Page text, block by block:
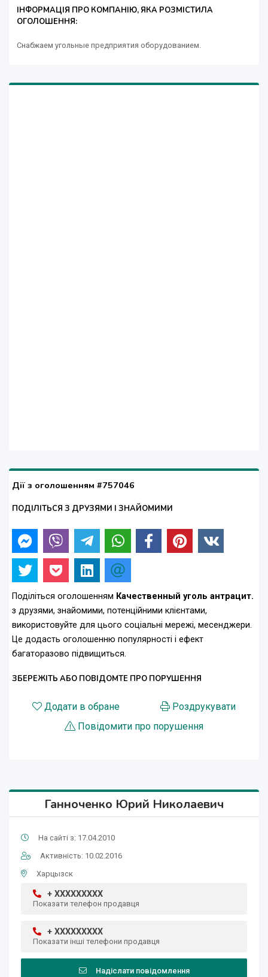
ІНФОРМАЦІЯ ПРО КОМПАНІЮ, ЯКА РОЗМІСТИЛА
ОГОЛОШЕННЯ:
Снабжаем угольные предприятия оборудованием.
Дії з оголошенням #757046
ПОДІЛІТЬСЯ З ДРУЗЯМИ І ЗНАЙОМИМИ
Поділіться оголошенням Качественный уголь антрацит.
з друзями, знайомими, потенційними клієнтами,
використовуйте для цього соціальні мережі, месенджери.
Це додасть оголошенню популярності і ефект
багаторазово підвищиться.
ЗБЕРЕЖІТЬ АБО ПОВІДОМТЕ ПРО ПОРУШЕННЯ
Додати в обране
Роздрукувати
Повідомити про порушення
Ганноченко Юрий Николаевич
На сайті з: 17.04.2010
Активність: 10.02.2016
Харцызск
+ XXXXXXXXX
Показати телефон продавця
+ XXXXXXXXX
Показати інші телефони продавця
Надіслати повідомлення